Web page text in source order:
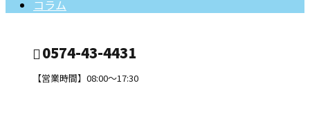
コラム
0574-43-4431
【営業時間】08:00～17:30